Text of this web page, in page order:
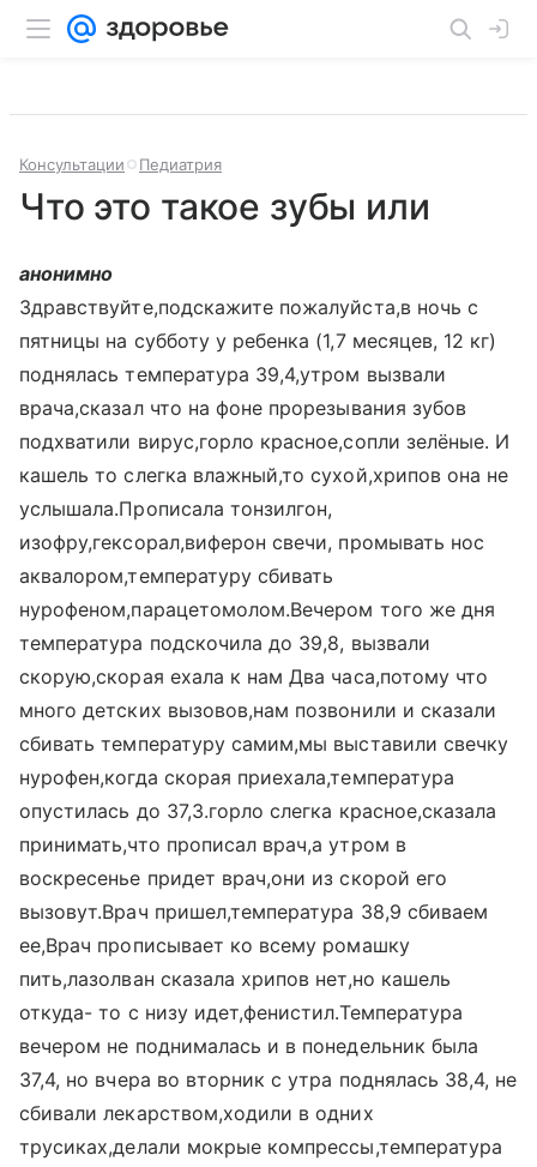
Консультации Педиатрия
Что это такое зубы или
анонимно
Здравствуйте,подскажите пожалуйста,в ночь с
пятницы на субботу у ребенка (1,7 месяцев, 12 кг)
поднялась температура 39,4,утром вызвали
врача,сказал что на фоне прорезывания зубов
подхватили вирус,горло красное,сопли зелёные. И
кашель то слегка влажный,то сухой,хрипов она не
услышала.Прописала тонзилгон,
изофру,гексорал,виферон свечи, промывать нос
аквалором,температуру сбивать
нурофеном,парацетомолом.Вечером того же дня
температура подскочила до 39,8, вызвали
скорую,скорая ехала к нам Два часа,потому что
много детских вызовов,нам позвонили и сказали
сбивать температуру самим,мы выставили свечку
нурофен,когда скорая приехала,температура
опустилась до 37,3.горло слегка красное,сказала
принимать,что прописал врач,а утром в
воскресенье придет врач,они из скорой его
вызовут.Врач пришел,температура 38,9 сбиваем
ее,Врач прописывает ко всему ромашку
пить,лазолван сказала хрипов нет,но кашель
откуда- то с низу идет,фенистил.Температура
вечером не поднималась и в понедельник была
37,4, но вчера во вторник с утра поднялась 38,4, не
сбивали лекарством,ходили в одних
трусиках,делали мокрые компрессы,температура